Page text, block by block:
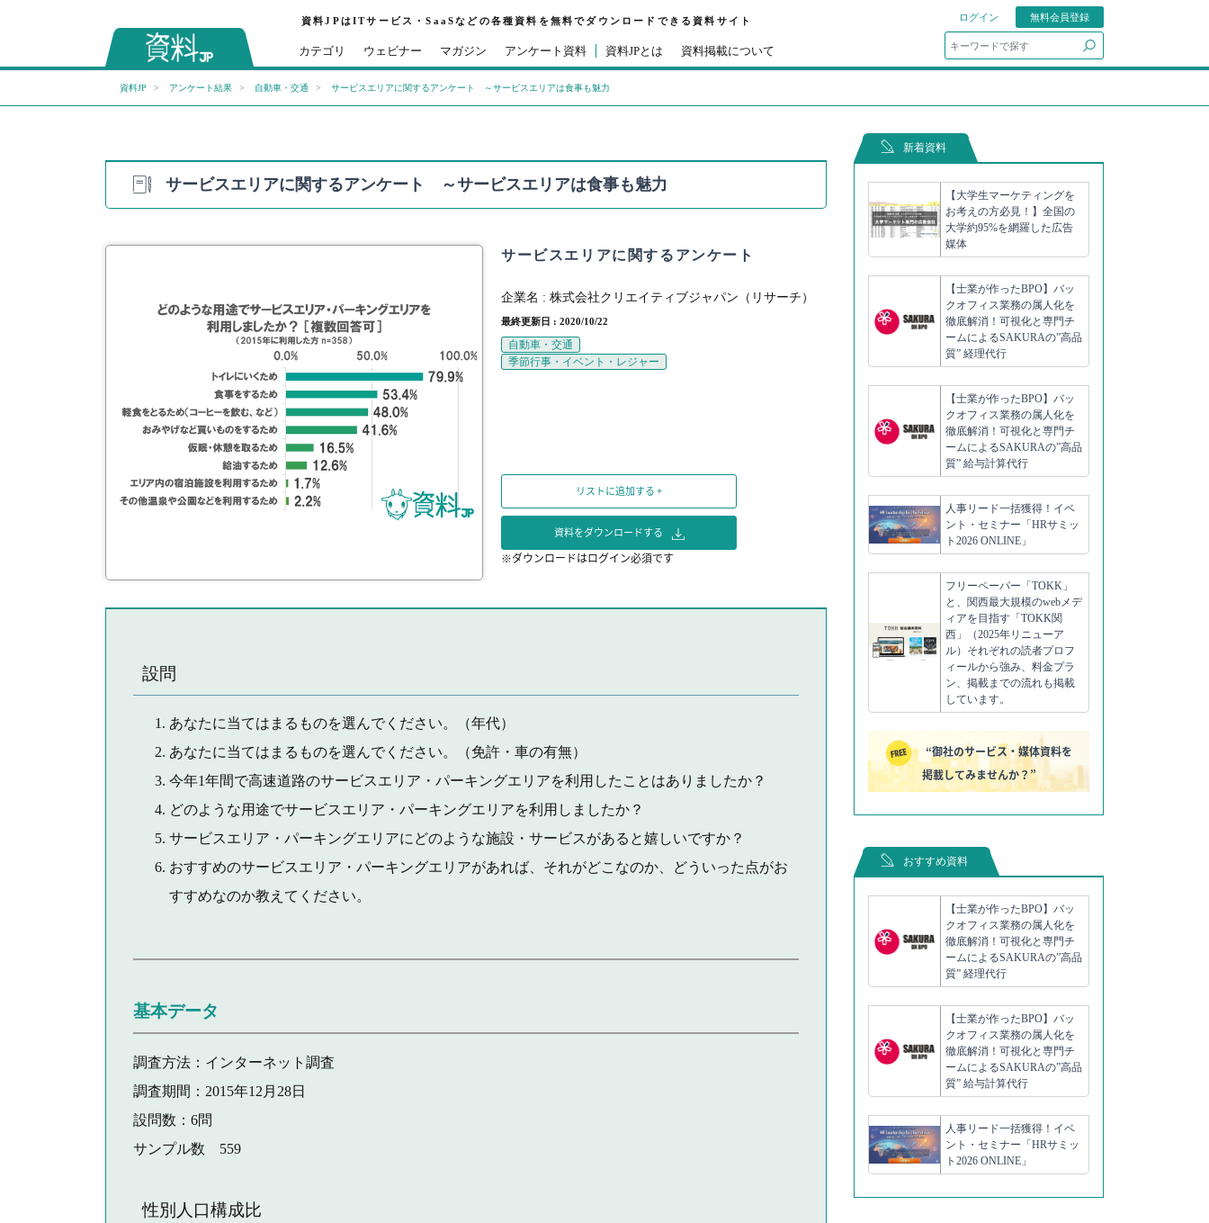
資料JPはITサービス・SaaSなどの各種資料を無料でダウンロードできる資料サイト
カテゴリ ウェビナー マガジン アンケート資料 資料JPとは 資料掲載について
ログイン
無料会員登録
資料JP アンケート結果 自動車・交通 サービスエリアに関するアンケート ～サービスエリアは食事も魅力
サービスエリアに関するアンケート ～サービスエリアは食事も魅力
サービスエリアに関するアンケート
企業名 : 株式会社クリエイティブジャパン（リサーチ）
最終更新日 : 2020/10/22
自動車・交通
季節行事・イベント・レジャー
リストに追加する +
資料をダウンロードする
※ダウンロードはログイン必須です
設問
あなたに当てはまるものを選んでください。（年代）
あなたに当てはまるものを選んでください。（免許・車の有無）
今年1年間で高速道路のサービスエリア・パーキングエリアを利用したことはありましたか？
どのような用途でサービスエリア・パーキングエリアを利用しましたか？
サービスエリア・パーキングエリアにどのような施設・サービスがあると嬉しいですか？
おすすめのサービスエリア・パーキングエリアがあれば、それがどこなのか、どういった点がお
すすめなのか教えてください。
基本データ
調査方法：インターネット調査
調査期間：2015年12月28日
設問数：6問
サンプル数 559
性別人口構成比
新着資料
【大学生マーケティングを
お考えの方必見！】全国の
大学約95%を網羅した広告
媒体
【士業が作ったBPO】バッ
クオフィス業務の属人化を
徹底解消！可視化と専門チ
ームによるSAKURAの”高品
質” 経理代行
【士業が作ったBPO】バッ
クオフィス業務の属人化を
徹底解消！可視化と専門チ
ームによるSAKURAの”高品
質” 給与計算代行
人事リード一括獲得！イベ
ント・セミナー「HRサミッ
ト2026 ONLINE」
フリーペーパー「TOKK」
と、関西最大規模のwebメデ
ィアを目指す「TOKK関
西」（2025年リニューア
ル）それぞれの読者プロフ
ィールから強み、料金プラ
ン、掲載までの流れも掲載
しています。
“御社のサービス・媒体資料を
掲載してみませんか？”
おすすめ資料
【士業が作ったBPO】バッ
クオフィス業務の属人化を
徹底解消！可視化と専門チ
ームによるSAKURAの”高品
質” 経理代行
【士業が作ったBPO】バッ
クオフィス業務の属人化を
徹底解消！可視化と専門チ
ームによるSAKURAの”高品
質” 給与計算代行
人事リード一括獲得！イベ
ント・セミナー「HRサミッ
ト2026 ONLINE」